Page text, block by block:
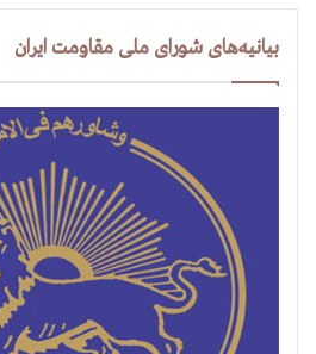
بیانیه‌های شورای ملی مقاومت ایران